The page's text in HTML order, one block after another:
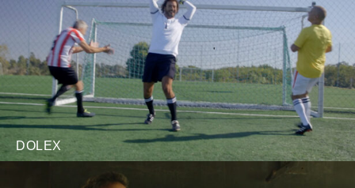
DOLEX